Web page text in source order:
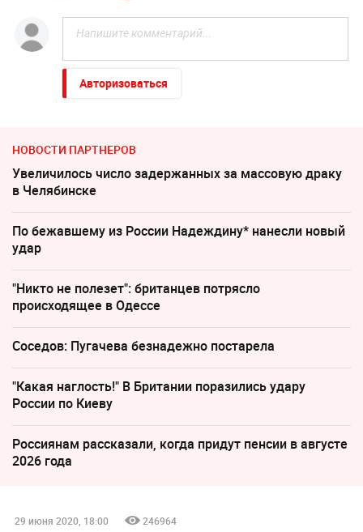
Авторизоваться
НОВОСТИ ПАРТНЕРОВ
Увеличилось число задержанных за массовую драку
в Челябинске
По бежавшему из России Надеждину* нанесли новый
удар
"Никто не полезет": британцев потрясло
происходящее в Одессе
Соседов: Пугачева безнадежно постарела
"Какая наглость!" В Британии поразились удару
России по Киеву
Россиянам рассказали, когда придут пенсии в августе
2026 года
29 июня 2020, 18:00 246964